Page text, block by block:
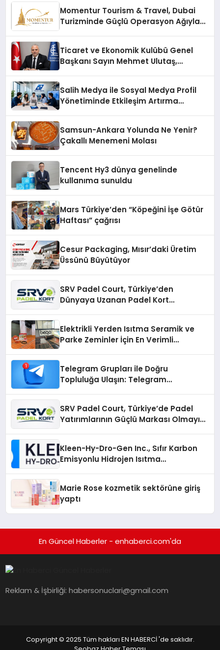
Momentur Tourism & Travel, Dubai
Turizminde Güçlü Operasyon Ağıyla
Ticaret ve Ekonomik Kulübü Genel
Başkanı Sayın Mehmet Ulutaş,
Salih Medya ile Sosyal Medya Profil
Yönetiminde Etkileşim Artırma
Samsun-Ankara Yolunda Ne Yenir?
Çakallı Menemeni Molası
Tencent Hy3 dünya genelinde
kullanıma sunuldu
Mars Türkiye’den “Köpeğini İşe Götür
Haftası” çağrısı
Cesur Packaging, Mısır’daki Üretim
Üssünü Büyütüyor
SRV Padel Court, Türkiye’den
Dünyaya Uzanan Padel Kort
Elektrikli Yerden Isıtma Seramik ve
Parke Zeminler İçin En Verimli
Telegram Grupları ile Doğru
Topluluğa Ulaşın: Telegram
SRV Padel Court, Türkiye’de Padel
Yatırımlarının Güçlü Markası Olmayı
Kleen-Hy-Dro-Gen Inc., Sıfır Karbon
Emisyonlu Hidrojen Isıtma
Marie Rose kozmetik sektörüne giriş
yaptı
En Güncel Haberler - enhaberci.com'da
Reklam & İşbirliği:habersonuclari@gmail.com
Copyright © 2025 Tüm hakları EN HABERCİ 'de saklıdır.